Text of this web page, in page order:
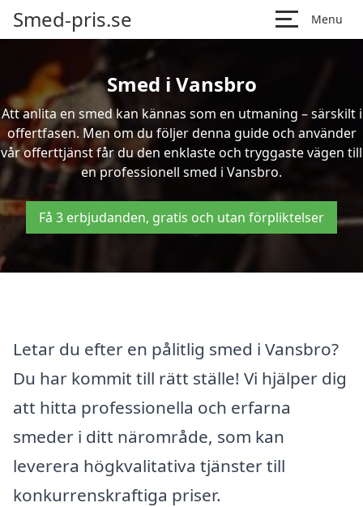
Smed-pris.se Menu
Smed i Vansbro
Att anlita en smed kan kännas som en utmaning – särskilt i
offertfasen. Men om du följer denna guide och använder
vår offerttjänst får du den enklaste och tryggaste vägen till
en professionell smed i Vansbro.
Få 3 erbjudanden, gratis och utan förpliktelser
Letar du efter en pålitlig smed i Vansbro?
Du har kommit till rätt ställe! Vi hjälper dig
att hitta professionella och erfarna
smeder i ditt närområde, som kan
leverera högkvalitativa tjänster till
konkurrenskraftiga priser.